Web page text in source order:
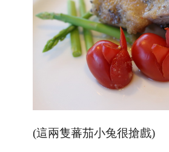
(這兩隻蕃茄小兔很搶戲)